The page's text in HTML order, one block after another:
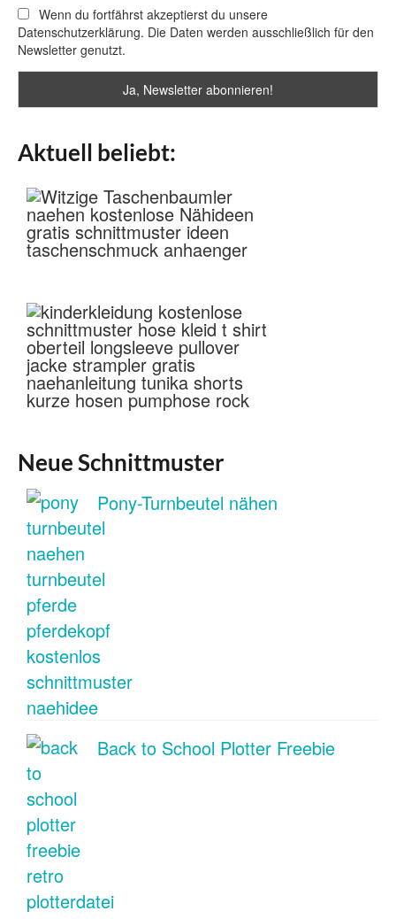
Wenn du fortfährst akzeptierst du unsere
Datenschutzerklärung. Die Daten werden ausschließlich für den
Newsletter genutzt.
Aktuell beliebt:
Neue Schnittmuster
Pony-Turnbeutel nähen
Back to School Plotter Freebie